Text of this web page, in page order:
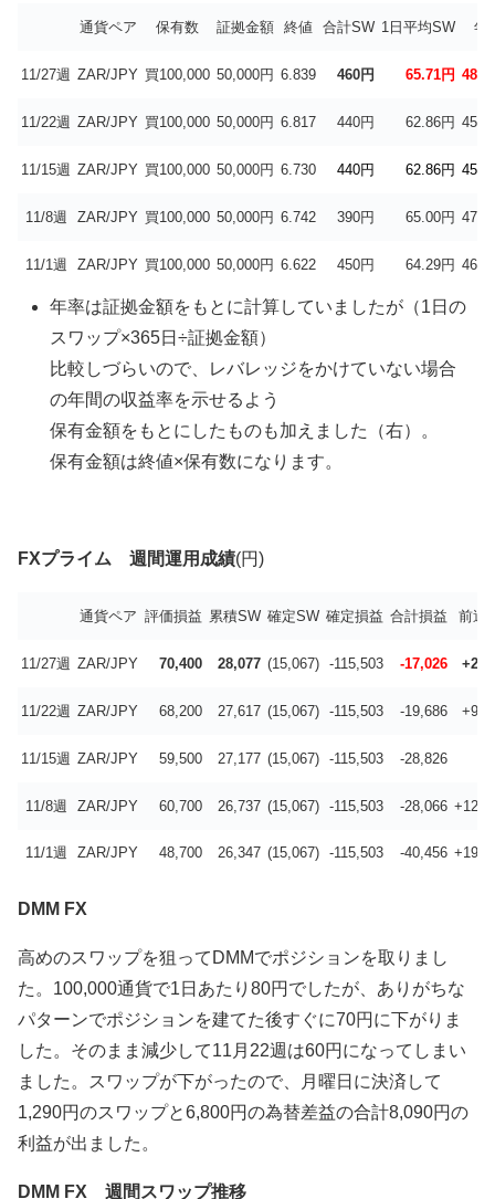
通貨ペア 保有数 証拠金額 終値 合計SW 1日平均SW 年
11/27週 ZAR/JPY 買100,000 50,000円 6.839 460円 65.71円 48.0
11/22週 ZAR/JPY 買100,000 50,000円 6.817 440円 62.86円 45.9
11/15週 ZAR/JPY 買100,000 50,000円 6.730 440円 62.86円 45.9
11/8週 ZAR/JPY 買100,000 50,000円 6.742 390円 65.00円 47.5
11/1週 ZAR/JPY 買100,000 50,000円 6.622 450円 64.29円 46.9
年率は証拠金額をもとに計算していましたが（1日の
スワップ×365日÷証拠金額）
比較しづらいので、レバレッジをかけていない場合
の年間の収益率を示せるよう
保有金額をもとにしたものも加えました（右）。
保有金額は終値×保有数になります。
FXプライム 週間運用成績(円)
通貨ペア 評価損益 累積SW 確定SW 確定損益 合計損益 前週
11/27週 ZAR/JPY 70,400 28,077 (15,067) -115,503 -17,026
11/22週 ZAR/JPY 68,200 27,617 (15,067) -115,503 -19,686
11/15週 ZAR/JPY 59,500 27,177 (15,067) -115,503 -28,826
11/8週 ZAR/JPY 60,700 26,737 (15,067) -115,503 -28,066
11/1週 ZAR/JPY 48,700 26,347 (15,067) -115,503 -40,456
DMM FX
高めのスワップを狙ってDMMでポジションを取りまし
た。100,000通貨で1日あたり80円でしたが、ありがちな
パターンでポジションを建てた後すぐに70円に下がりま
した。そのまま減少して11月22週は60円になってしまい
ました。スワップが下がったので、月曜日に決済して
1,290円のスワップと6,800円の為替差益の合計8,090円の
利益が出ました。
DMM FX 週間スワップ推移